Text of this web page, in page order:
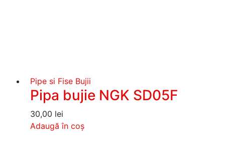
Pipe si Fise Bujii
Pipa bujie NGK SD05F
30,00 lei
Adaugă în coș